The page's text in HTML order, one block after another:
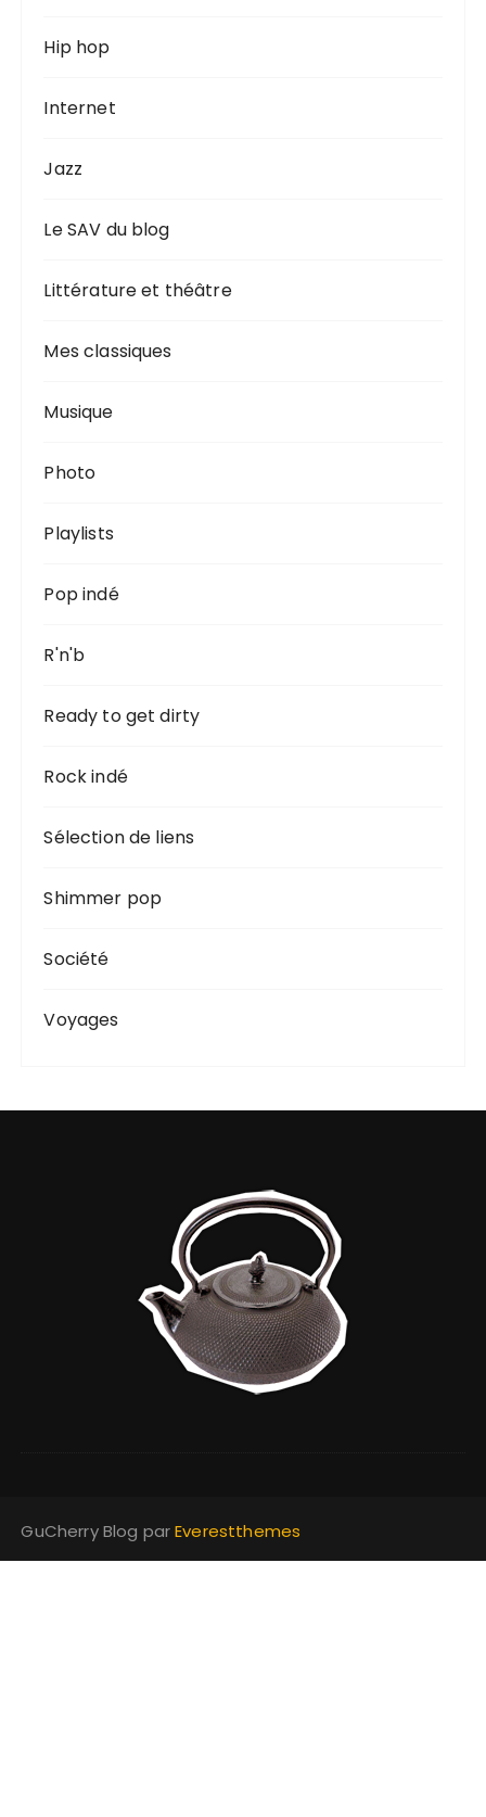
Hip hop
Internet
Jazz
Le SAV du blog
Littérature et théâtre
Mes classiques
Musique
Photo
Playlists
Pop indé
R'n'b
Ready to get dirty
Rock indé
Sélection de liens
Shimmer pop
Société
Voyages
GuCherry Blog parEverestthemes